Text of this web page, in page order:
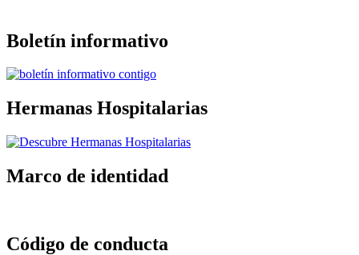
Boletín informativo
Hermanas Hospitalarias
Marco de identidad
Código de conducta